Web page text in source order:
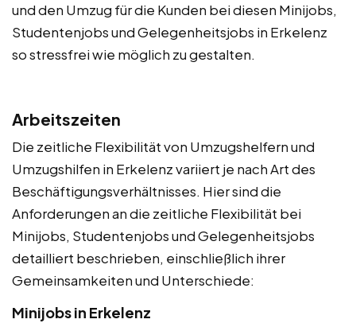
und den Umzug für die Kunden bei diesen Minijobs,
Studentenjobs und Gelegenheitsjobs in Erkelenz
so stressfrei wie möglich zu gestalten.
Arbeitszeiten
Die zeitliche Flexibilität von Umzugshelfern und
Umzugshilfen in Erkelenz variiert je nach Art des
Beschäftigungsverhältnisses. Hier sind die
Anforderungen an die zeitliche Flexibilität bei
Minijobs, Studentenjobs und Gelegenheitsjobs
detailliert beschrieben, einschließlich ihrer
Gemeinsamkeiten und Unterschiede:
Minijobs in Erkelenz